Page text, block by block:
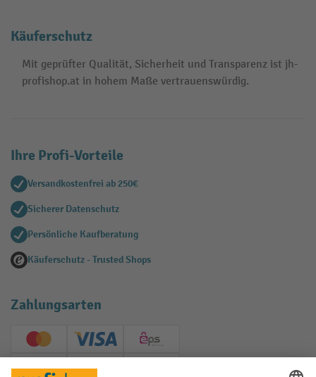
Käuferschutz
Mit geprüfter Qualität, Sicherheit und Transparenz ist jh-
profishop.at in hohem Maße vertrauenswürdig.
Ihre Profi-Vorteile
Versandkostenfrei ab 250€
Sicherer Datenschutz
Persönliche Kaufberatung
Käuferschutz - Trusted Shops
Zahlungsarten
Creditcard (Master)Creditcard (Visa)
EPS
PayPal